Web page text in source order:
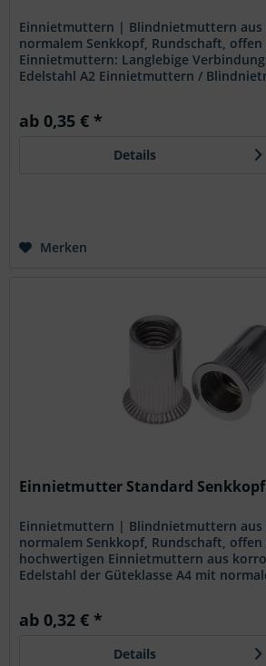
Einnietmuttern | Blindnietmuttern aus
normalem Senkkopf, Rundschaft,
Einnietmuttern: Langlebige
Edelstahl A2 Einnietmuttern /
Edelstahl A2 Einnietmuttern zeichnen
mit einem normalen Senkkopf und
ab 0,35 € *
Details
Merken
Einnietmutter Standard
Einnietmuttern | Blindnietmuttern aus
normalem Senkkopf, Rundschaft,
hochwertigen Einnietmuttern aus
Edelstahl der Güteklasse A4 mit
Robustheit und Vielseitigkeit machen
Senkkopf sorgt für eine flächenbündige
ab 0,32 € *
Details